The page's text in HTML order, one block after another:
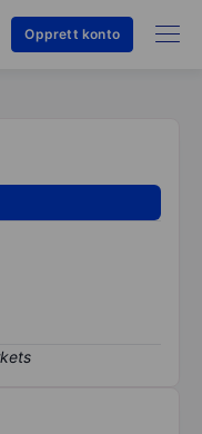
Opprett konto